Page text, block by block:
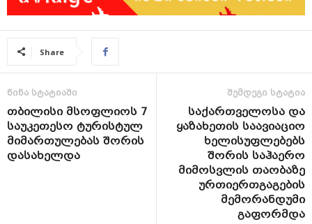
Share
წინა სტატიაში
თბილისი მსოფლიოს 7
საუკეთესო ტურისტულ
მიმართულებას შორის
დასახელდა
შემდეგი სტატია
საქართველოსა და
ყაზახეთის საავიაციო
ხელისუფლებებს
შორის საჰაერო
მიმოსვლის თაობაზე
ურთიერთგაგების
მემორანდუმი
გაფორმდა